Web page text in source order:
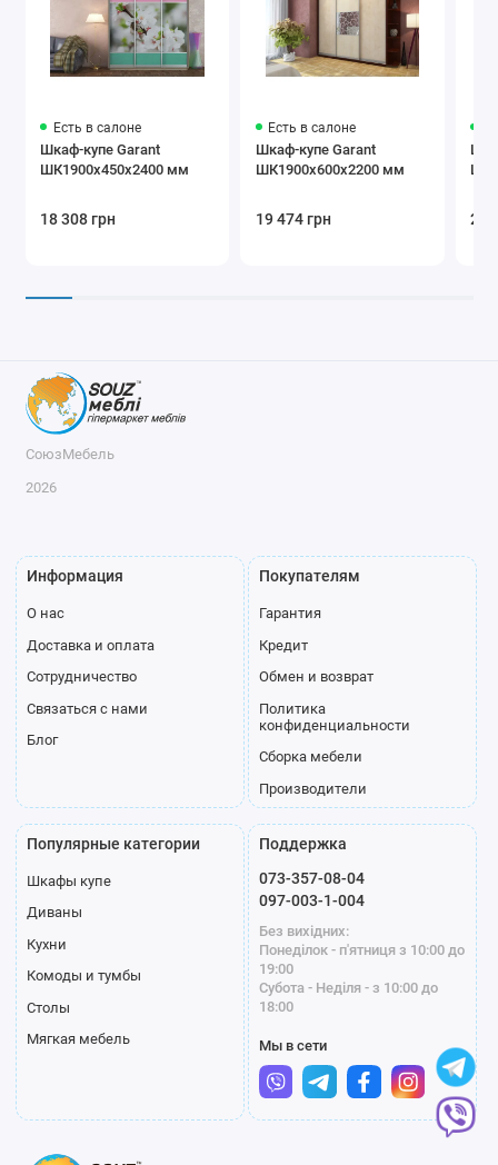
Бавария
Белый глянец
Розовое
Серебро
Образцы фасадов
П-07
Есть в салоне
Шкаф-купе Garant
ШК1900х450х2400 мм
18 308 грн
Есть в салоне
Шкаф-купе Garant
ШК1900х600х2200 мм
19 474 грн 20
СоюзМебель
2026
Информация
О нас
Доставка и оплата
Сотрудничество
Связаться с нами
Блог
Покупателям
Гарантия
Кредит
Обмен и возврат
Политика
конфиденциальности
Сборка мебели
Производители
Популярные категории
Шкафы купе
Диваны
Кухни
Комоды и тумбы
Столы
Мягкая мебель
Поддержка
073-357-08-04
097-003-1-004
Без вихідних:
Понеділок - п'ятниця з 10:00 до
19:00
Субота - Неділя - з 10:00 до
18:00
Мы в сети